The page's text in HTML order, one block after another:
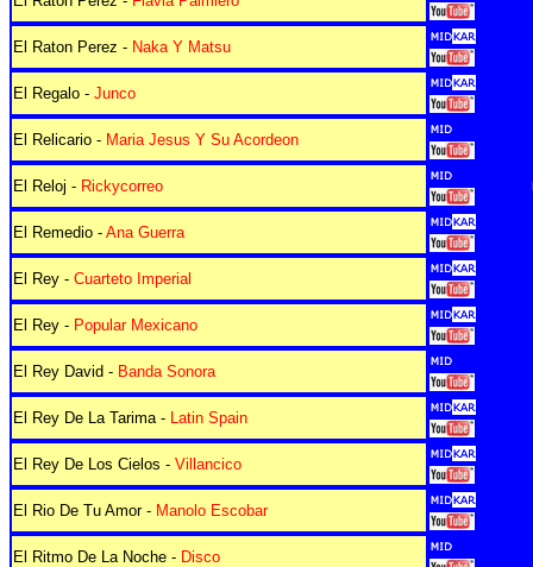
El Raton Perez - Naka Y Matsu
El Regalo - Junco
El Relicario - Maria Jesus Y Su Acordeon
El Reloj - Rickycorreo
El Remedio - Ana Guerra
El Rey - Cuarteto Imperial
El Rey - Popular Mexicano
El Rey David - Banda Sonora
El Rey De La Tarima - Latin Spain
El Rey De Los Cielos - Villancico
El Rio De Tu Amor - Manolo Escobar
El Ritmo De La Noche - Disco